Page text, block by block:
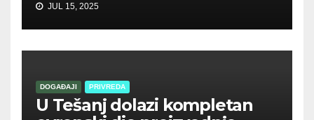
JUL 15, 2025
DOGAĐAJI PRIVREDA
U Tešanj dolazi kompletan